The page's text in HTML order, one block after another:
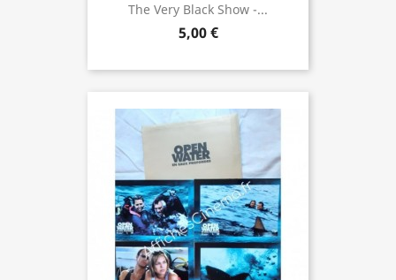
The Very Black Show -...
5,00 €